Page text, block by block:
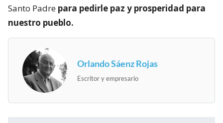
Santo Padre para pedirle paz y prosperidad para
nuestro pueblo.
Orlando Sáenz Rojas
Escritor y empresario